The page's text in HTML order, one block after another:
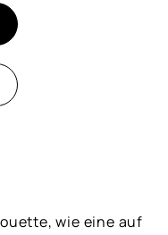
wie eine auf